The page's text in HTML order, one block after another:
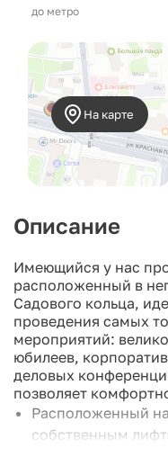
до метро
На карте
Описание
Имеющийся у нас
расположенный в
Садового кольца,
проведения самых
мероприятий:
юбилеев,
деловых
позволяет
Расположенный
собственным